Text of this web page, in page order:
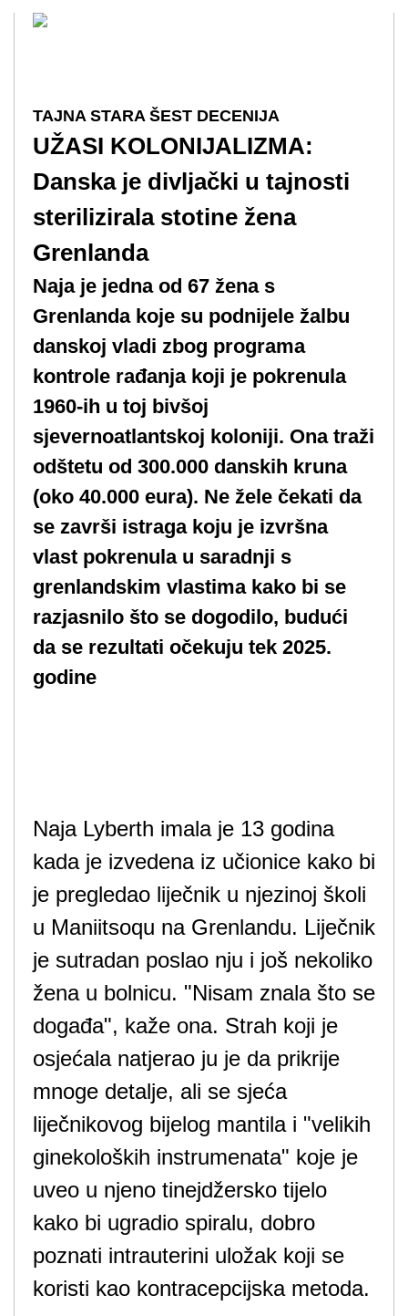
TAJNA STARA ŠEST DECENIJA
UŽASI KOLONIJALIZMA:
Danska je divljački u tajnosti
sterilizirala stotine žena
Grenlanda
Naja je jedna od 67 žena s
Grenlanda koje su podnijele žalbu
danskoj vladi zbog programa
kontrole rađanja koji je pokrenula
1960-ih u toj bivšoj
sjevernoatlantskoj koloniji. Ona traži
odštetu od 300.000 danskih kruna
(oko 40.000 eura). Ne žele čekati da
se završi istraga koju je izvršna
vlast pokrenula u saradnji s
grenlandskim vlastima kako bi se
razjasnilo što se dogodilo, budući
da se rezultati očekuju tek 2025.
godine
Naja Lyberth imala je 13 godina
kada je izvedena iz učionice kako bi
je pregledao liječnik u njezinoj školi
u Maniitsoqu na Grenlandu. Liječnik
je sutradan poslao nju i još nekoliko
žena u bolnicu. "Nisam znala što se
događa", kaže ona. Strah koji je
osjećala natjerao ju je da prikrije
mnoge detalje, ali se sjeća
liječnikovog bijelog mantila i "velikih
ginekoloških instrumenata" koje je
uveo u njeno tinejdžersko tijelo
kako bi ugradio spiralu, dobro
poznati intrauterini uložak koji se
koristi kao kontracepcijska metoda.